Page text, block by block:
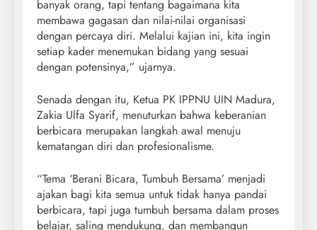
banyak orang, tapi tentang bagaimana kita
membawa gagasan dan nilai-nilai organisasi
dengan percaya diri. Melalui kajian ini, kita ingin
setiap kader menemukan bidang yang sesuai
dengan potensinya,” ujarnya.
Senada dengan itu, Ketua PK IPPNU UIN Madura,
Zakia Ulfa Syarif, menuturkan bahwa keberanian
berbicara merupakan langkah awal menuju
kematangan diri dan profesionalisme.
“Tema ‘Berani Bicara, Tumbuh Bersama’ menjadi
ajakan bagi kita semua untuk tidak hanya pandai
berbicara, tapi juga tumbuh bersama dalam proses
belajar, saling mendukung, dan membangun